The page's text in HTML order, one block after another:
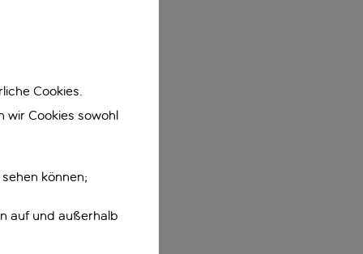
Cookies.
wir Cookies sowohl
können;
auf und außerhalb